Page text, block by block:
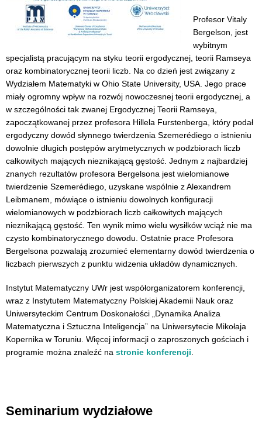
Profesor Vitaly
Bergelson, jest
wybitnym
specjalistą pracującym na styku teorii ergodycznej, teorii Ramseya
oraz kombinatorycznej teorii liczb. Na co dzień jest związany z
Wydziałem Matematyki w Ohio State University, USA. Jego prace
miały ogromny wpływ na rozwój nowoczesnej teorii ergodycznej, a
w szczególności tak zwanej Ergodycznej Teorii Ramseya,
zapoczątkowanej przez profesora Hillela Furstenberga, który podał
ergodyczny dowód słynnego twierdzenia Szemerédiego o istnieniu
dowolnie długich postępów arytmetycznych w podzbiorach liczb
całkowitych mających nieznikającą gęstość. Jednym z najbardziej
znanych rezultatów profesora Bergelsona jest wielomianowe
twierdzenie Szemerédiego, uzyskane wspólnie z Alexandrem
Leibmanem, mówiące o istnieniu dowolnych konfiguracji
wielomianowych w podzbiorach liczb całkowitych mających
nieznikającą gęstość. Ten wynik mimo wielu wysiłków wciąż nie ma
czysto kombinatorycznego dowodu. Ostatnie prace Profesora
Bergelsona pozwalają zrozumieć elementarny dowód twierdzenia o
liczbach pierwszych z punktu widzenia układów dynamicznych.
Instytut Matematyczny UWr jest współorganizatorem konferencji,
wraz z Instytutem Matematyczny Polskiej Akademii Nauk oraz
Uniwersyteckim Centrum Doskonałości „Dynamika Analiza
Matematyczna i Sztuczna Inteligencja” na Uniwersytecie Mikołaja
Kopernika w Toruniu. Więcej informacji o zaproszonych gościach i
programie można znaleźć na stronie konferencji
Seminarium wydziałowe